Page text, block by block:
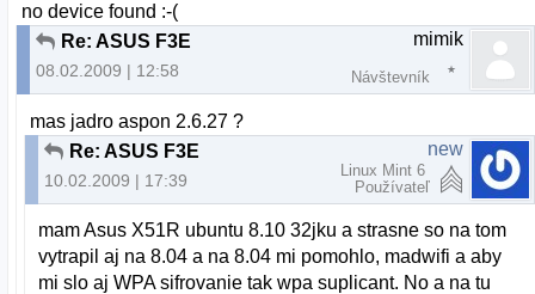
no device found :-(
Re: ASUS F3E
08.02.2009 | 12:58
mimik
Návštevník
mas jadro aspon 2.6.27 ?
Re: ASUS F3E
10.02.2009 | 17:39
new
Linux Mint 6
Používateľ
mam Asus X51R ubuntu 8.10 32jku a strasne so na tom
vytrapil aj na 8.04 a na 8.04 mi pomohlo, madwifi a aby
mi slo aj WPA sifrovanie tak wpa suplicant. No a na tu